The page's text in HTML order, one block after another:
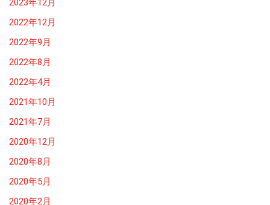
2023年12月
2022年12月
2022年9月
2022年8月
2022年4月
2021年10月
2021年7月
2020年12月
2020年8月
2020年5月
2020年2月